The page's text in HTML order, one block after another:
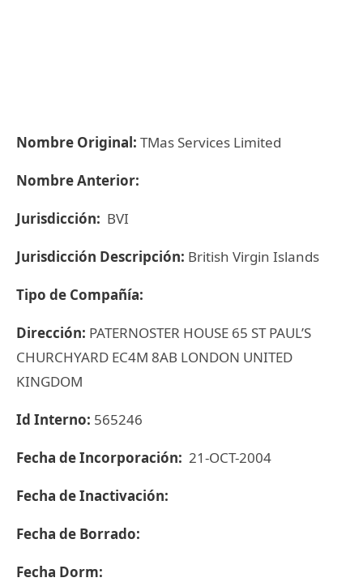
Nombre Original: TMas Services Limited
Nombre Anterior:
Jurisdicción: BVI
Jurisdicción Descripción: British Virgin Islands
Tipo de Compañía:
Dirección: PATERNOSTER HOUSE 65 ST PAUL’S
CHURCHYARD EC4M 8AB LONDON UNITED
KINGDOM
Id Interno: 565246
Fecha de Incorporación: 21-OCT-2004
Fecha de Inactivación:
Fecha de Borrado:
Fecha Dorm: